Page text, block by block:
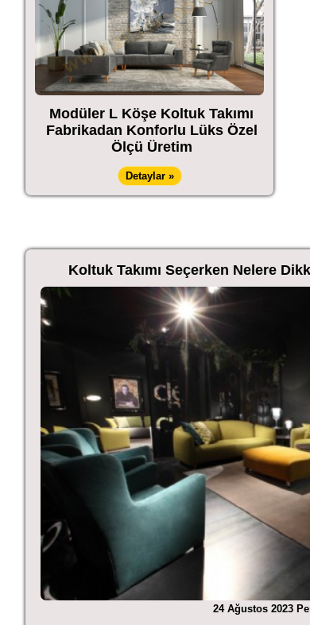
Modüler L Köşe Koltuk Takımı
Fabrikadan Konforlu Lüks Özel
Ölçü Üretim
Detaylar »
Koltuk Takımı Seçerken Nelere
24 Ağustos 2023